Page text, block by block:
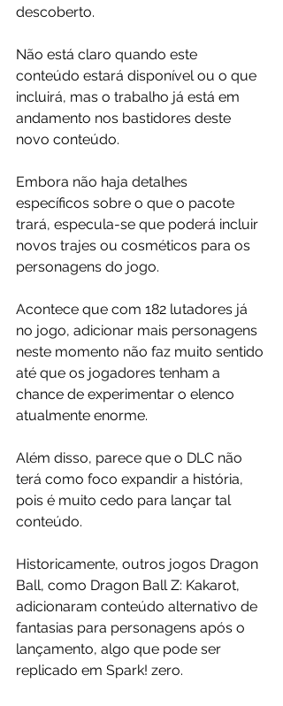
descoberto.
Não está claro quando este
conteúdo estará disponível ou o que
incluirá, mas o trabalho já está em
andamento nos bastidores deste
novo conteúdo.
Embora não haja detalhes
específicos sobre o que o pacote
trará, especula-se que poderá incluir
novos trajes ou cosméticos para os
personagens do jogo.
Acontece que com 182 lutadores já
no jogo, adicionar mais personagens
neste momento não faz muito sentido
até que os jogadores tenham a
chance de experimentar o elenco
atualmente enorme.
Além disso, parece que o DLC não
terá como foco expandir a história,
pois é muito cedo para lançar tal
conteúdo.
Historicamente, outros jogos Dragon
Ball, como Dragon Ball Z: Kakarot,
adicionaram conteúdo alternativo de
fantasias para personagens após o
lançamento, algo que pode ser
replicado em Spark! zero.